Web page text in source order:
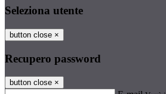
Seleziona utente
button close ×
Recupero password
button close ×